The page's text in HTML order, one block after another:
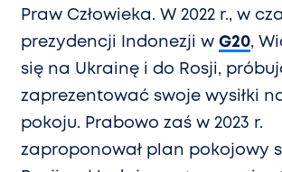
Praw Człowieka. W 2022 r., w
prezydencji Indonezji w G20,
się na Ukrainę i do Rosji,
zaprezentować swoje wysiłki
pokoju. Prabowo zaś w 2023 r.
zaproponował plan pokojowy